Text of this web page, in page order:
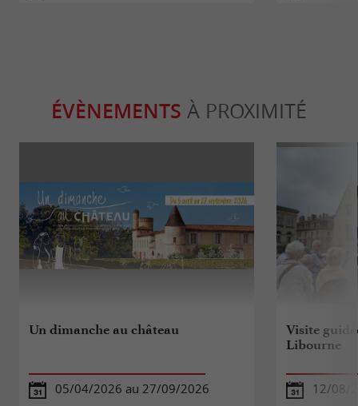
ÉVÈNEMENTS À PROXIMITÉ
Un dimanche au château
05/04/2026 au 27/09/2026
Visite
Libourne
12/08/